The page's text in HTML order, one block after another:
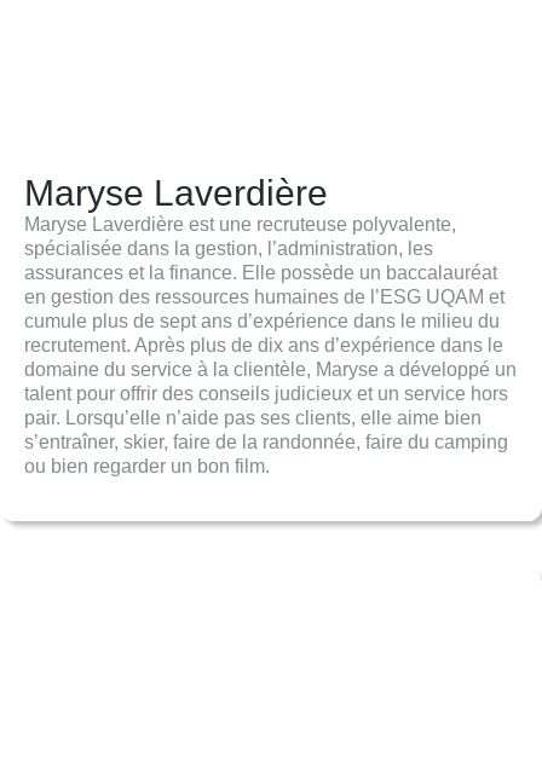
Maryse Laverdière
Maryse Laverdière est une recruteuse polyvalente,
spécialisée dans la gestion, l’administration, les
assurances et la finance. Elle possède un baccalauréat
en gestion des ressources humaines de l’ESG UQAM et
cumule plus de sept ans d’expérience dans le milieu du
recrutement. Après plus de dix ans d’expérience dans le
domaine du service à la clientèle, Maryse a développé un
talent pour offrir des conseils judicieux et un service hors
pair. Lorsqu’elle n’aide pas ses clients, elle aime bien
s’entraîner, skier, faire de la randonnée, faire du camping
ou bien regarder un bon film.